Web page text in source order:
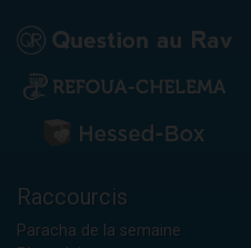
Raccourcis
Paracha de la semaine